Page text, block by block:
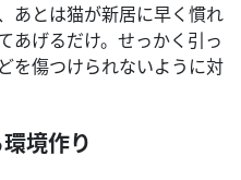
あとは猫が新居に早く慣れ
あげるだけ。せっかく引っ
を傷つけられないように対
境作り